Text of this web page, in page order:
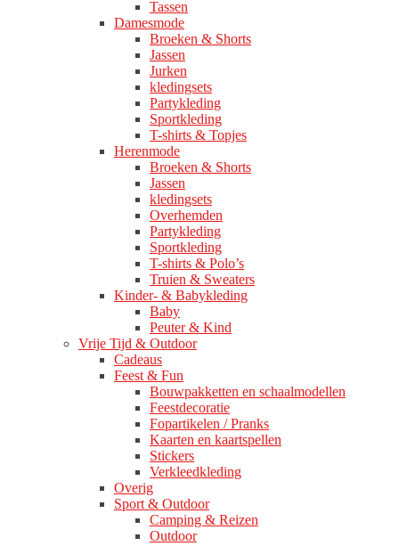
Tassen
Damesmode
Broeken & Shorts
Jassen
Jurken
kledingsets
Partykleding
Sportkleding
T-shirts & Topjes
Herenmode
Broeken & Shorts
Jassen
kledingsets
Overhemden
Partykleding
Sportkleding
T-shirts & Polo’s
Truien & Sweaters
Kinder- & Babykleding
Baby
Peuter & Kind
Vrije Tijd & Outdoor
Cadeaus
Feest & Fun
Bouwpakketten en schaalmodellen
Feestdecoratie
Fopartikelen / Pranks
Kaarten en kaartspellen
Stickers
Verkleedkleding
Overig
Sport & Outdoor
Camping & Reizen
Outdoor